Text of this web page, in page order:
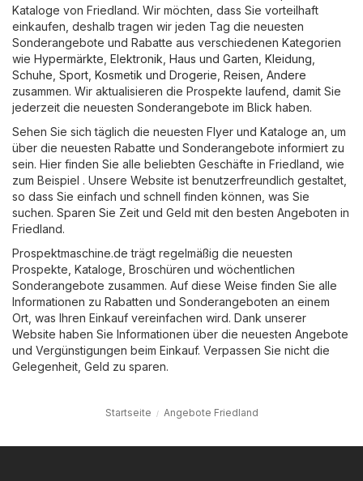
Kataloge von Friedland. Wir möchten, dass Sie vorteilhaft
einkaufen, deshalb tragen wir jeden Tag die neuesten
Sonderangebote und Rabatte aus verschiedenen Kategorien
wie Hypermärkte Elektronik Haus und Garten Kleidung,
Schuhe, Sport Kosmetik und Drogerie Reisen Andere
zusammen. Wir aktualisieren die Prospekte laufend, damit Sie
jederzeit die neuesten Sonderangebote im Blick haben.
Sehen Sie sich täglich die neuesten Flyer und Kataloge an, um
über die neuesten Rabatte und Sonderangebote informiert zu
sein. Hier finden Sie alle beliebten Geschäfte in Friedland, wie
zum Beispiel . Unsere Website ist benutzerfreundlich gestaltet,
so dass Sie einfach und schnell finden können, was Sie
suchen. Sparen Sie Zeit und Geld mit den besten Angeboten in
Friedland.
Prospektmaschine.de trägt regelmäßig die neuesten
Prospekte, Kataloge, Broschüren und wöchentlichen
Sonderangebote zusammen. Auf diese Weise finden Sie alle
Informationen zu Rabatten und Sonderangeboten an einem
Ort, was Ihren Einkauf vereinfachen wird. Dank unserer
Website haben Sie Informationen über die neuesten Angebote
und Vergünstigungen beim Einkauf. Verpassen Sie nicht die
Gelegenheit, Geld zu sparen.
Startseite Angebote Friedland